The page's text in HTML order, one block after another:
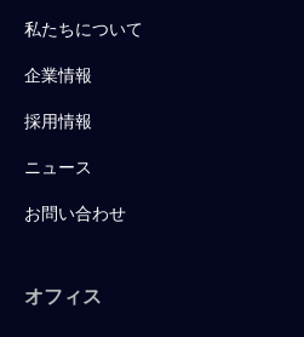
私たちについて
企業情報
採用情報
ニュース
お問い合わせ
オフィス